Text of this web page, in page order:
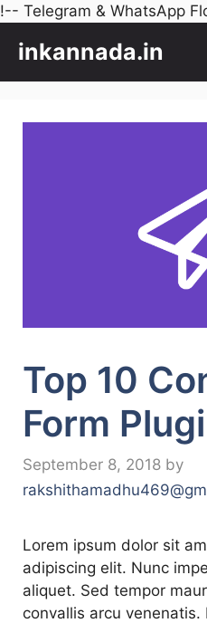
!-- Telegram & WhatsApp
inkannada.in
Top 10
Form
September 8, 2018 by
Lorem ipsum dolor sit
adipiscing elit. Nunc
aliquet. Sed tempor
convallis arcu venenatis.